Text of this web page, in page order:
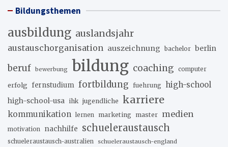
Bildungsthemen
ausbildung auslandsjahr
austauschorganisation auszeichnung bachelor berlin
beruf bewerbung bildung coaching computer
erfolg fernstudium fortbildung fuehrung high-school
high-school-usa ihk jugendliche karriere
kommunikation lernen marketing master medien
motivation nachhilfe schueleraustausch
schueleraustausch-australien schueleraustausch-england